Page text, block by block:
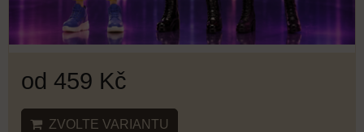
od 459 Kč
ZVOLTE VARIANTU